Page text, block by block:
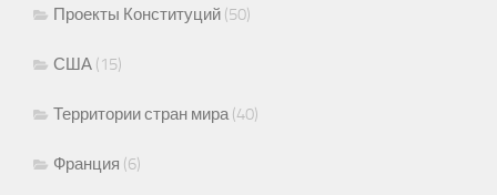
Проекты Конституций (50)
США (15)
Территории стран мира(40)
Франция (6)